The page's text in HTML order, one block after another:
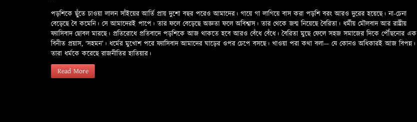
পড়শিকে ছুঁতে চাওয়া লালন সাঁইয়ের আর্তি প্রায় দুশো বছর পরেও আমাদের। গায়ে গা লাগিয়ে বাস করা পড়শি বরং আরও দুরের হয়েছে। না-চেনা
বেড়েছে বৈ কমেনি। সে আমাদেরই পাপে। তার ফলে বেড়েছে অজ্ঞতা ফলে অবিশ্বাস। তার থেকে জন্ম নিয়েছে বৈরিতা। ধর্মীয় মৌলবাদ আর রাষ্ট্রীয়
ফ্যাসিবাদ ছোবল মারছে। প্রতিরোধে প্রতিবাদে পড়শিকে আজ থাকতে হবে আরও বেঁধে বেঁধে। বৈরিতা মুছে ফেলে সহজ সমাজের দিকে পৌঁছনোর এক
বিনীত প্রয়াস, ‘সহমন’। ধর্মের মুখোশ পরে ফ্যাসিবাদ আমাদের ঘাড়ের ওপর চেপে বসছে। খাওয়া পরা কথা বলা—­­ যে কোনও অধিকারই আজ বিপন্ন।
তারা ধর্মকে করেছে রাজনীতির হাতিয়ার।
Read More